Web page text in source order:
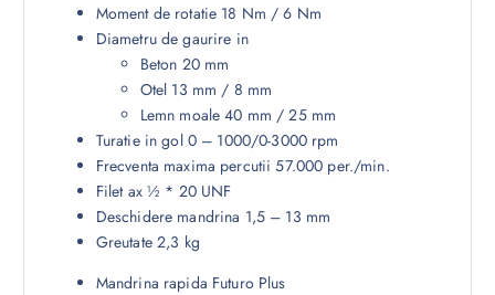
Moment de rotatie 18 Nm / 6 Nm
Diametru de gaurire in
Beton 20 mm
Otel 13 mm / 8 mm
Lemn moale 40 mm / 25 mm
Turatie in gol 0 – 1000/0-3000 rpm
Frecventa maxima percutii 57.000 per./min.
Filet ax ½ * 20 UNF
Deschidere mandrina 1,5 – 13 mm
Greutate 2,3 kg
Mandrina rapida Futuro Plus